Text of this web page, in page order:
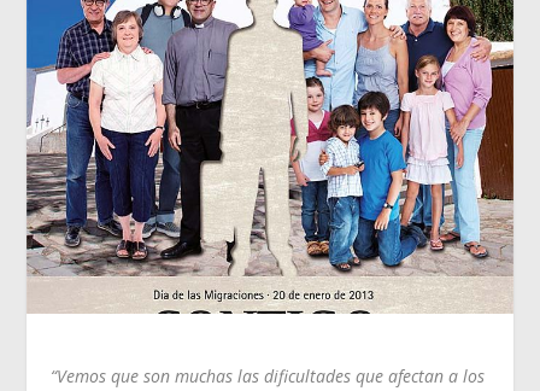
“Vemos que son muchas las dificultades que afectan a los